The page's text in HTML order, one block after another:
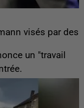
visés par des
un "travail